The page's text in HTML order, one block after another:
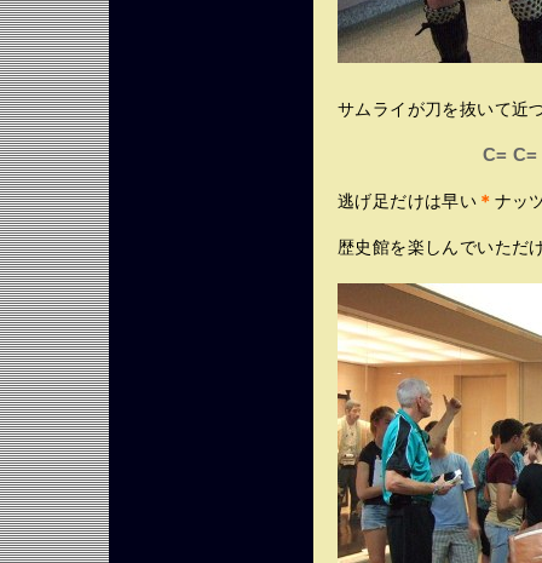
サムライが刀を抜いて近
C=
逃げ足だけは早い ＊ ナッ
歴史館を楽しんでいただ